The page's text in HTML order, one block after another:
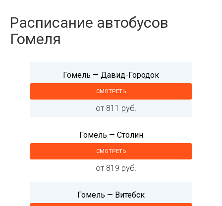
Расписание автобусов
Гомеля
Гомель — Давид-Городок
СМОТРЕТЬ
от 811 руб.
Гомель — Столин
СМОТРЕТЬ
от 819 руб.
Гомель — Витебск